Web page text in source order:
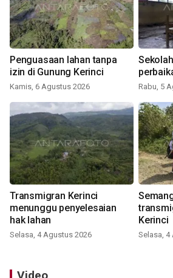
Penguasaan lahan tanpa
izin di Gunung Kerinci
Kamis, 6 Agustus 2026 Rabu, 5
Transmigran Kerinci
menunggu penyelesaian
hak lahan
Selasa, 4 Agustus 2026
Kerinci
Selasa, 4
Video